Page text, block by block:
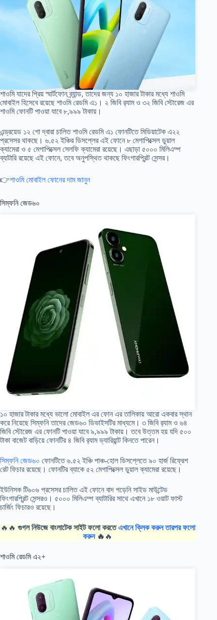
শাওমি যাদের প্রিয় স্মার্টফোন ব্র্যান্ড, তাদের জন্য ১০ হাজার টাকার মধ্যে শাওমি
মোবাইল হিসেবে রয়েছে শাওমি রেডমি এ১। ২ জিবি র‍্যাম ও ৩২ জিবি স্টোরেজ এর
শাওমি ফোনটি পাওয়া যাবে ৮,৯৯৯ টাকায়।
এন্ড্রয়েড ১২ গো দ্বারা চালিত শাওমি রেডমি এ১ ফোনটিতে মিডিয়াটেক এ২২
প্রসেসর থাকছে। ৬.৫২ ইঞ্চির ডিসপ্লের এই ফোনে ৮ মেগাপিক্সেল ডুয়াল
ক্যামেরা ও ৫ মেগাপিক্সেল সেলফি ক্যামেরা রয়েছে। এছাড়া ৫০০০ মিলিএম্প
ব্যাটারি রয়েছে এই ফোনে, তবে অনুপস্থিত থাকছে ফিংগারপ্রিন্ট সেন্সর।
👉শাওমি মোবাইল ফোনের দাম জানুন
সিম্ফনি জেড৬০
১০ হাজার টাকার মধ্যে ভালো মোবাইল এর ফোন এর তালিকায় আরো একবার স্থান
করে নিয়েছে সিম্ফনি তাদের জেড৬০ ডিভাইসটির মাধ্যমে। ৩ জিবি র‍্যাম ও ৬৪
জিবি স্টোরেজ এর ফোনটি পাওয়া যাবে ৯,৯৯৯ টাকায়। তবে উত্তম হয় যদি ৫০০
টাকা বাজেট বাড়িয়ে ফোনটির ৪ জিবি র‍্যাম ভ্যারিয়ান্ট কিনতে পারেন।
সিম্ফনি জেড৬০ ফোনটিতে ৬.৫২ ইঞ্চি পাঞ্চ-হোল ডিসপ্লেতে ৯০ হার্জ রিফ্রেশ
রেট ফিচার রয়েছে। ফোনটির ব্যাকে ৫২ মেগাপিক্সেল ডুয়াল ক্যামেরা রয়েছে।
ইউনিসক টি৬০৬ প্রসেসর চালিত এই ফোনে বাদ পড়েনি সাইড মাউন্টেড
ফিংগারপ্রিন্ট সেন্সরও। ৫০০০ মিলিএম্প ব্যাটারির সাথে এখানে ১৮ ওয়াট ফাস্ট
চার্জিং ফিচারও রয়েছে।
🔥🔥 গুগল নিউজে বাংলাটেক সাইট ফলো করতেএখানে ক্লিক করুন তারপর ফলো
করুন🔥 🔥
শাওমি রেডমি এ২+